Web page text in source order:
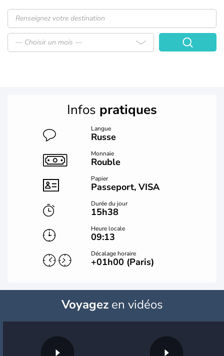
— Choisir un mois —
Infos pratiques
Langue
Russe
Monnaie
Rouble
Papier
Passeport, VISA
Durée du jour
15h38
Heure locale
09:13
Décalage horaire
+01h00 (Paris)
Voyagezen vidéos